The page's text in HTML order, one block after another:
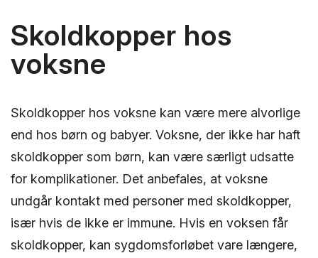
Skoldkopper hos
voksne
Skoldkopper hos voksne kan være mere alvorlige
end hos børn og babyer. Voksne, der ikke har haft
skoldkopper som børn, kan være særligt udsatte
for komplikationer. Det anbefales, at voksne
undgår kontakt med personer med skoldkopper,
især hvis de ikke er immune. Hvis en voksen får
skoldkopper, kan sygdomsforløbet vare længere,